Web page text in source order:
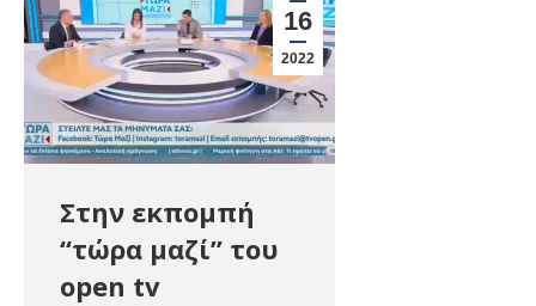
16
2022
Στην εκπομπή
“τώρα μαζί” του
open tv